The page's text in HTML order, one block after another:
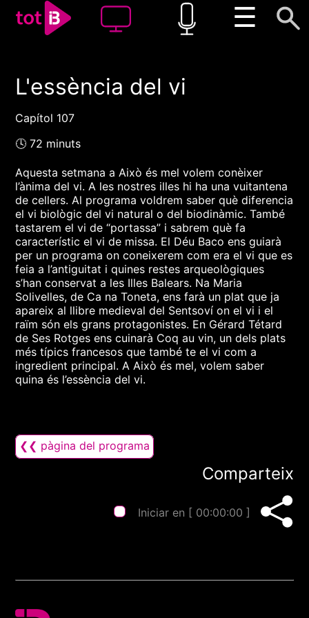
☰
00:00 00:00
L'essència del vi
Capítol 107
🕓 72 minuts
Aquesta setmana a Això és mel volem conèixer
l’ànima del vi. A les nostres illes hi ha una vuitantena
de cellers. Al programa voldrem saber què diferencia
el vi biològic del vi natural o del biodinàmic. També
tastarem el vi de “portassa” i sabrem què fa
característic el vi de missa. El Déu Baco ens guiarà
per un programa on coneixerem com era el vi que es
feia a l’antiguitat i quines restes arqueològiques
s’han conservat a les Illes Balears. Na Maria
Solivelles, de Ca na Toneta, ens farà un plat que ja
apareix al llibre medieval del Sentsoví on el vi i el
raïm són els grans protagonistes. En Gérard Tétard
de Ses Rotges ens cuinarà Coq au vin, un dels plats
més típics francesos que també te el vi com a
ingredient principal. A Això és mel, volem saber
quina és l’essència del vi.
❮❮ pàgina del programa
Comparteix
Iniciar en [ 00:00:00 ]